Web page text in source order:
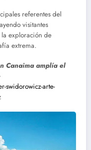
referentes del
visitantes
exploración de
extrema.
Canaima amplía el
swidorowicz-arte-